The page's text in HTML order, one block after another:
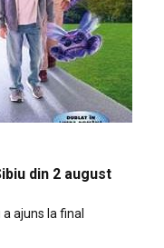
din 2 august